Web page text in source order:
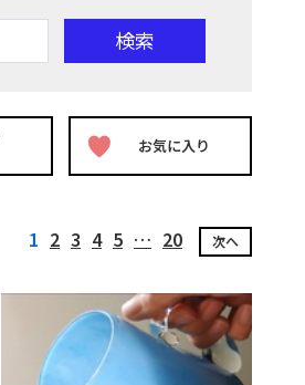
検索
お気に入り
1 2 3 4 5 … 20 次へ